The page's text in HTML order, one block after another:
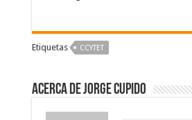
Etiquetas CCYTET
Acerca de Jorge Cupido